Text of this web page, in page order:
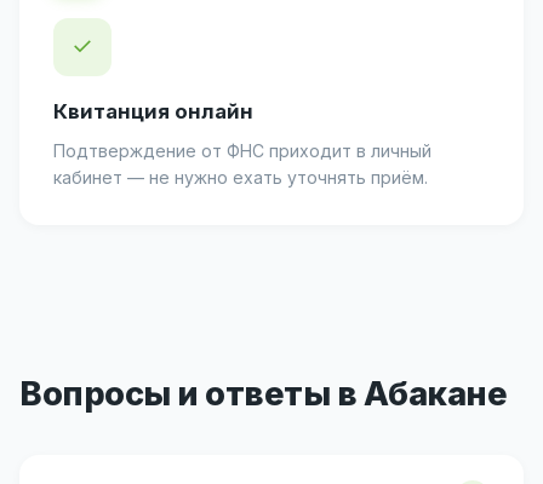
✓
Квитанция онлайн
Подтверждение от ФНС приходит в личный
кабинет — не нужно ехать уточнять приём.
Вопросы и ответы в Абакане